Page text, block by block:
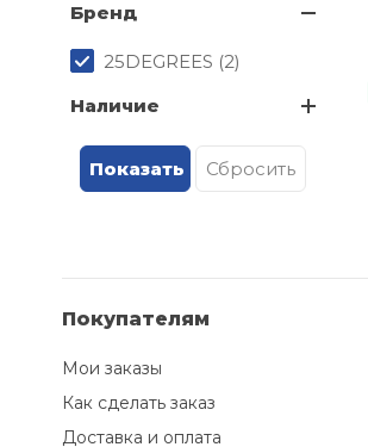
Бренд
25DEGREES (2)
Наличие
Покупателям
Мои заказы
Как сделать заказ
Доставка и оплата